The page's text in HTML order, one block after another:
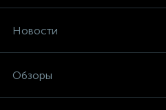
Новости
Обзоры